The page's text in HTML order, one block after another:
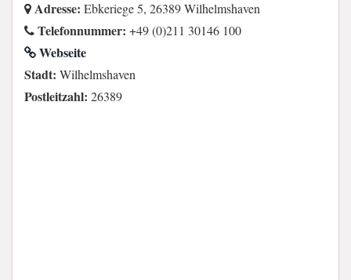
Adresse: Ebkeriege 5, 26389 Wilhelmshaven
Telefonnummer: +49 (0)211 30146 100
Webseite
Stadt: Wilhelmshaven
Postleitzahl: 26389